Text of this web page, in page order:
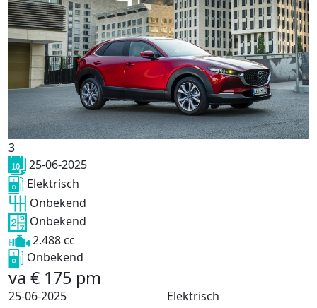
3
25-06-2025
Elektrisch
Onbekend
Onbekend
2.488 cc
Onbekend
va € 175 pm
25-06-2025
Elektrisch